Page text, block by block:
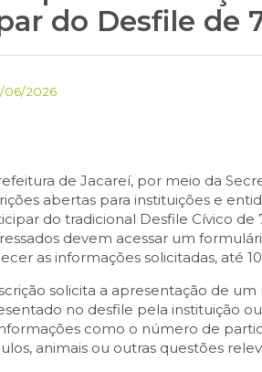
do Desfile de
06/2026
de Jacareí, por meio da
abertas para instituições e
do tradicional Desfile Cívico de
devem acessar um
as informações solicitadas, até
solicita a apresentação de
no desfile pela instituição
como o número de
animais ou outras questões